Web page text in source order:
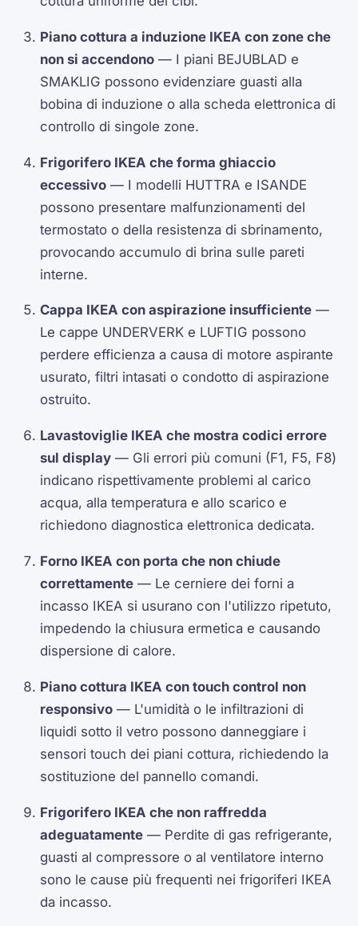
Piano cottura a induzione IKEA con zone che
non si accendono — I piani BEJUBLAD e
SMAKLIG possono evidenziare guasti alla
bobina di induzione o alla scheda elettronica di
controllo di singole zone.
Frigorifero IKEA che forma ghiaccio
eccessivo — I modelli HUTTRA e ISANDE
possono presentare malfunzionamenti del
termostato o della resistenza di sbrinamento,
provocando accumulo di brina sulle pareti
interne.
Cappa IKEA con aspirazione insufficiente —
Le cappe UNDERVERK e LUFTIG possono
perdere efficienza a causa di motore aspirante
usurato, filtri intasati o condotto di aspirazione
ostruito.
Lavastoviglie IKEA che mostra codici errore
sul display — Gli errori più comuni (F1, F5, F8)
indicano rispettivamente problemi al carico
acqua, alla temperatura e allo scarico e
richiedono diagnostica elettronica dedicata.
Forno IKEA con porta che non chiude
correttamente — Le cerniere dei forni a
incasso IKEA si usurano con l'utilizzo ripetuto,
impedendo la chiusura ermetica e causando
dispersione di calore.
Piano cottura IKEA con touch control non
responsivo — L'umidità o le infiltrazioni di
liquidi sotto il vetro possono danneggiare i
sensori touch dei piani cottura, richiedendo la
sostituzione del pannello comandi.
Frigorifero IKEA che non raffredda
adeguatamente — Perdite di gas refrigerante,
guasti al compressore o al ventilatore interno
sono le cause più frequenti nei frigoriferi IKEA
da incasso.